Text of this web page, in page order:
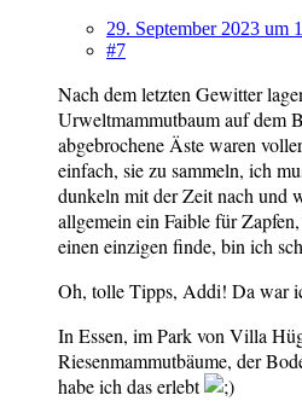
29. September 2023 um
#7
Nach dem letzten Gewitter
Urweltmammutbaum auf dem
abgebrochene Äste waren
einfach, sie zu sammeln, ich
dunkeln mit der Zeit nach und
allgemein ein Faible für
einen einzigen finde, bin ich
Oh, tolle Tipps, Addi! Da war
In Essen, im Park von Villa
Riesenmammutbäume, der
habe ich das erlebt